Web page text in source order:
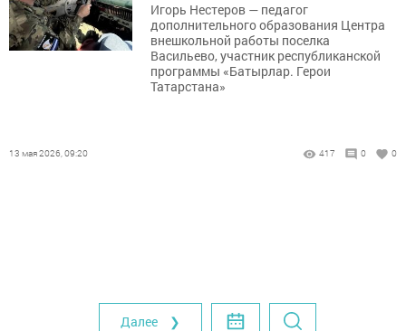
Игорь Нестеров — педагог
дополнительного образования Центра
внешкольной работы поселка
Васильево, участник республиканской
программы «Батырлар. Герои
Татарстана»
13 мая 2026, 09:20 417 0 0
Далее ❯